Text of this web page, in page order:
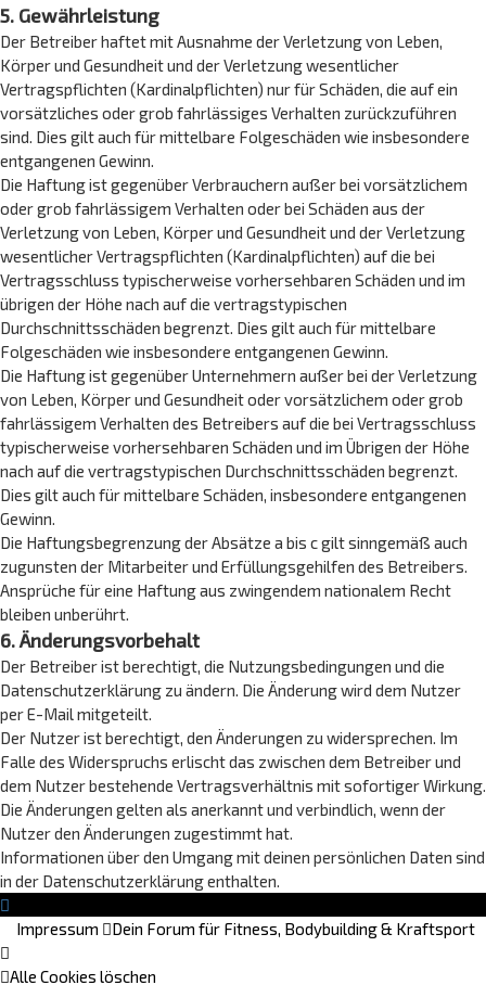
5. Gewährleistung
Der Betreiber haftet mit Ausnahme der Verletzung von Leben,
Körper und Gesundheit und der Verletzung wesentlicher
Vertragspflichten (Kardinalpflichten) nur für Schäden, die auf ein
vorsätzliches oder grob fahrlässiges Verhalten zurückzuführen
sind. Dies gilt auch für mittelbare Folgeschäden wie insbesondere
entgangenen Gewinn.
Die Haftung ist gegenüber Verbrauchern außer bei vorsätzlichem
oder grob fahrlässigem Verhalten oder bei Schäden aus der
Verletzung von Leben, Körper und Gesundheit und der Verletzung
wesentlicher Vertragspflichten (Kardinalpflichten) auf die bei
Vertragsschluss typischerweise vorhersehbaren Schäden und im
übrigen der Höhe nach auf die vertragstypischen
Durchschnittsschäden begrenzt. Dies gilt auch für mittelbare
Folgeschäden wie insbesondere entgangenen Gewinn.
Die Haftung ist gegenüber Unternehmern außer bei der Verletzung
von Leben, Körper und Gesundheit oder vorsätzlichem oder grob
fahrlässigem Verhalten des Betreibers auf die bei Vertragsschluss
typischerweise vorhersehbaren Schäden und im Übrigen der Höhe
nach auf die vertragstypischen Durchschnittsschäden begrenzt.
Dies gilt auch für mittelbare Schäden, insbesondere entgangenen
Gewinn.
Die Haftungsbegrenzung der Absätze a bis c gilt sinngemäß auch
zugunsten der Mitarbeiter und Erfüllungsgehilfen des Betreibers.
Ansprüche für eine Haftung aus zwingendem nationalem Recht
bleiben unberührt.
6. Änderungsvorbehalt
Der Betreiber ist berechtigt, die Nutzungsbedingungen und die
Datenschutzerklärung zu ändern. Die Änderung wird dem Nutzer
per E-Mail mitgeteilt.
Der Nutzer ist berechtigt, den Änderungen zu widersprechen. Im
Falle des Widerspruchs erlischt das zwischen dem Betreiber und
dem Nutzer bestehende Vertragsverhältnis mit sofortiger Wirkung.
Die Änderungen gelten als anerkannt und verbindlich, wenn der
Nutzer den Änderungen zugestimmt hat.
Informationen über den Umgang mit deinen persönlichen Daten sind
in der Datenschutzerklärung enthalten.
Impressum Dein Forum für Fitness, Bodybuilding & Kraftsport
Alle Cookies löschen